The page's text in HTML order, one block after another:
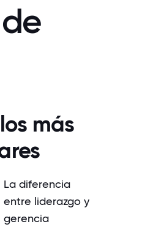
más
La diferencia
entre liderazgo y
gerencia